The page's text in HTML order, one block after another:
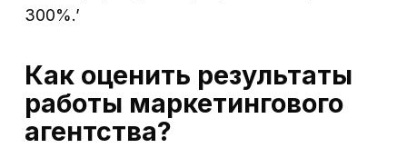
300%.’
Как оценить результаты
работы маркетингового
агентства?